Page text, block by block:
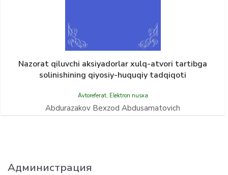
Nazorat qiluvchi aksiyadorlar xulq-atvori tartibga
solinishining qiyosiy-huquqiy tadqiqoti
Avtoreferat, Elektron nusxa
Abdurazakov Bexzod Abdusamatovich
Администрация